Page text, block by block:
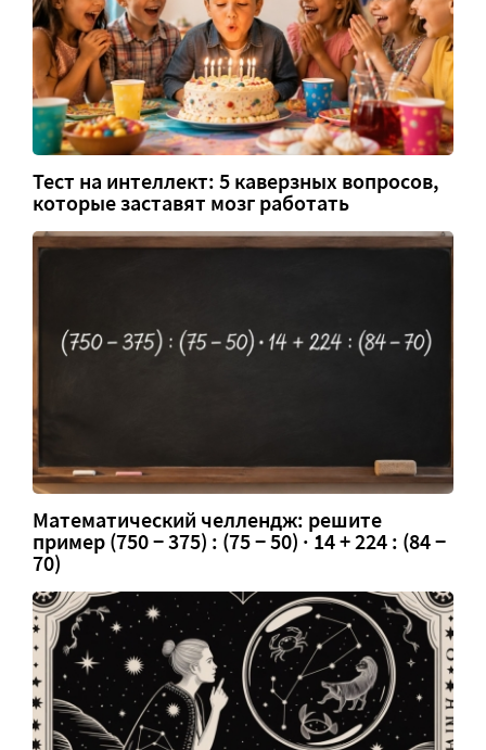
Тест на интеллект: 5 каверзных вопросов,
которые заставят мозг работать
Математический челлендж: решите
пример (750 − 375) : (75 − 50) · 14 + 224 : (84 −
70)